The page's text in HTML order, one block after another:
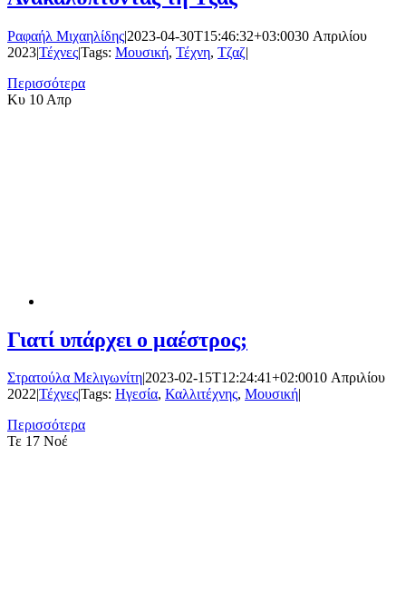
Ραφαήλ Μιχαηλίδης|2023-04-30T15:46:32+03:0030 Απριλίου
2023|Τέχνες|Tags: Μουσική, Τέχνη, Τζαζ|
Περισσότερα
Κυ 10 Απρ
Γιατί υπάρχει ο μαέστρος;
Στρατούλα Μελιγωνίτη|2023-02-15T12:24:41+02:0010 Απριλίου
2022|Τέχνες|Tags: Ηγεσία, Καλλιτέχνης, Μουσική|
Περισσότερα
Τε 17 Νοέ